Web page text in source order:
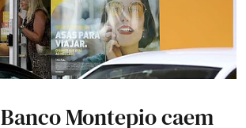
Montepio caem